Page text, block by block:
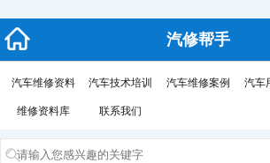
汽修帮手
汽车维修资料 汽车技术培训 汽车维修案例 汽车
维修资料库 联系我们